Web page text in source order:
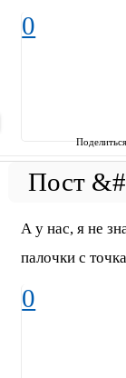
0
А у нас, я не
палочки с
0